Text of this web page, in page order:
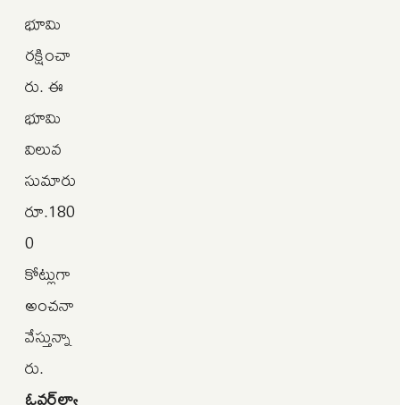
భూమి
రక్షించా
రు. ఈ
భూమి
విలువ
సుమారు
రూ.180
0
కోట్లుగా
అంచనా
వేస్తున్నా
రు.
ఓవర్‌ల్యా